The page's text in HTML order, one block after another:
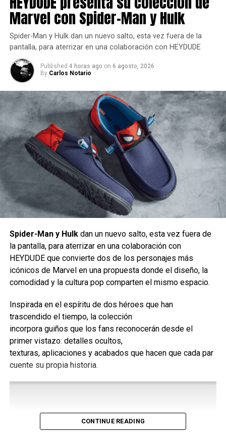
Además del trailer deWonder
Woman
Ah sí ya también el poster
WonderWomanSDCCPoster
Marvel con Spider-Man y Hulk
Spider-Man y Hulk dan un nuevo salto, esta vez fuera de la
pantalla, para aterrizar en una colaboración con HEYDUDE
Published 4 horas ago on 6 agosto, 2026
By Carlos Notario
Spider-Man y Hulkdan un nuevo salto, esta vez fuera de
la pantalla, para aterrizar en una colaboración con
HEYDUDE que convierte dos de los personajes más
icónicos de Marvel en una propuesta donde el diseño, la
comodidad y la cultura pop comparten el mismo espacio.
Inspirada en el espíritu de dos héroes que han
trascendido el tiempo, la colección
incorpora guiños que los fans reconocerán desde el
primer vistazo: detalles ocultos,
texturas, aplicaciones y acabados que hacen que cada par
cuente su propia historia.
CONTINUE READING